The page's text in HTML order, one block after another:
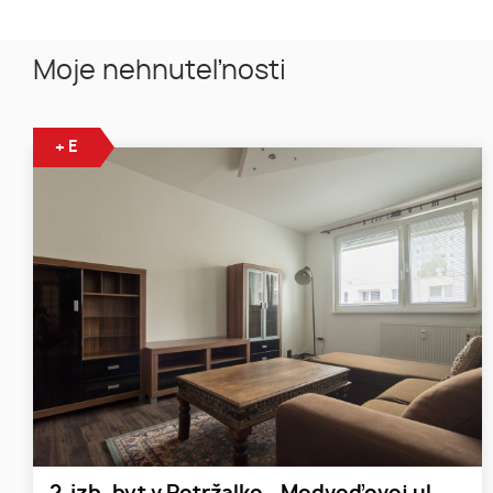
Moje nehnuteľnosti
+ E